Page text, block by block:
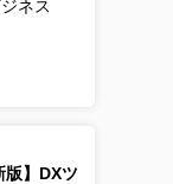
ネス
版】DXツ